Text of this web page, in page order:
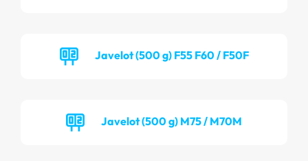
Javelot (500 g) F55 F60 / F50F
Javelot (500 g) M75 / M70M